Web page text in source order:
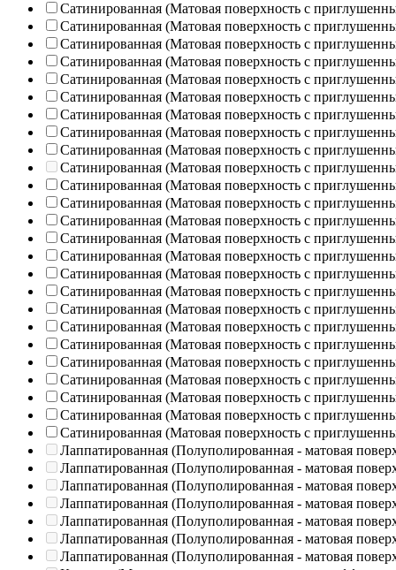
Сатинированная (Матовая поверхность с
Сатинированная (Матовая поверхность с
Сатинированная (Матовая поверхность с
Сатинированная (Матовая поверхность с
Сатинированная (Матовая поверхность с
Сатинированная (Матовая поверхность с
Сатинированная (Матовая поверхность с
Сатинированная (Матовая поверхность с
Сатинированная (Матовая поверхность с
Сатинированная (Матовая поверхность с
Сатинированная (Матовая поверхность с
Сатинированная (Матовая поверхность с
Сатинированная (Матовая поверхность с
Сатинированная (Матовая поверхность с
Сатинированная (Матовая поверхность с
Сатинированная (Матовая поверхность с
Сатинированная (Матовая поверхность с
Сатинированная (Матовая поверхность с
Сатинированная (Матовая поверхность с
Сатинированная (Матовая поверхность с
Сатинированная (Матовая поверхность с
Сатинированная (Матовая поверхность с
Сатинированная (Матовая поверхность с
Сатинированная (Матовая поверхность с
Сатинированная (Матовая поверхность с
Лаппатированная (Полуполированная - матовая
Лаппатированная (Полуполированная - матовая
Лаппатированная (Полуполированная - матовая
Лаппатированная (Полуполированная - матовая
Лаппатированная (Полуполированная - матовая
Лаппатированная (Полуполированная - матовая
Лаппатированная (Полуполированная - матовая